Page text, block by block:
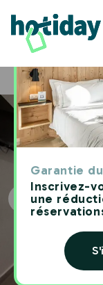
Garantie
Inscrivez-
une
Home Hôtels